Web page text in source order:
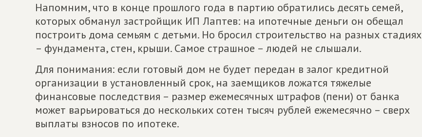
Напомним, что в конце прошлого года в партию обратились десять семей,
которых обманул застройщик ИП Лаптев: на ипотечные деньги он обещал
построить дома семьям с детьми. Но бросил строительство на разных стадиях
– фундамента, стен, крыши. Самое страшное – людей не слышали.
Для понимания: если готовый дом не будет передан в залог кредитной
организации в установленный срок, на заемщиков ложатся тяжелые
финансовые последствия – размер ежемесячных штрафов (пени) от банка
может варьироваться до нескольких сотен тысяч рублей ежемесячно – сверх
выплаты взносов по ипотеке.